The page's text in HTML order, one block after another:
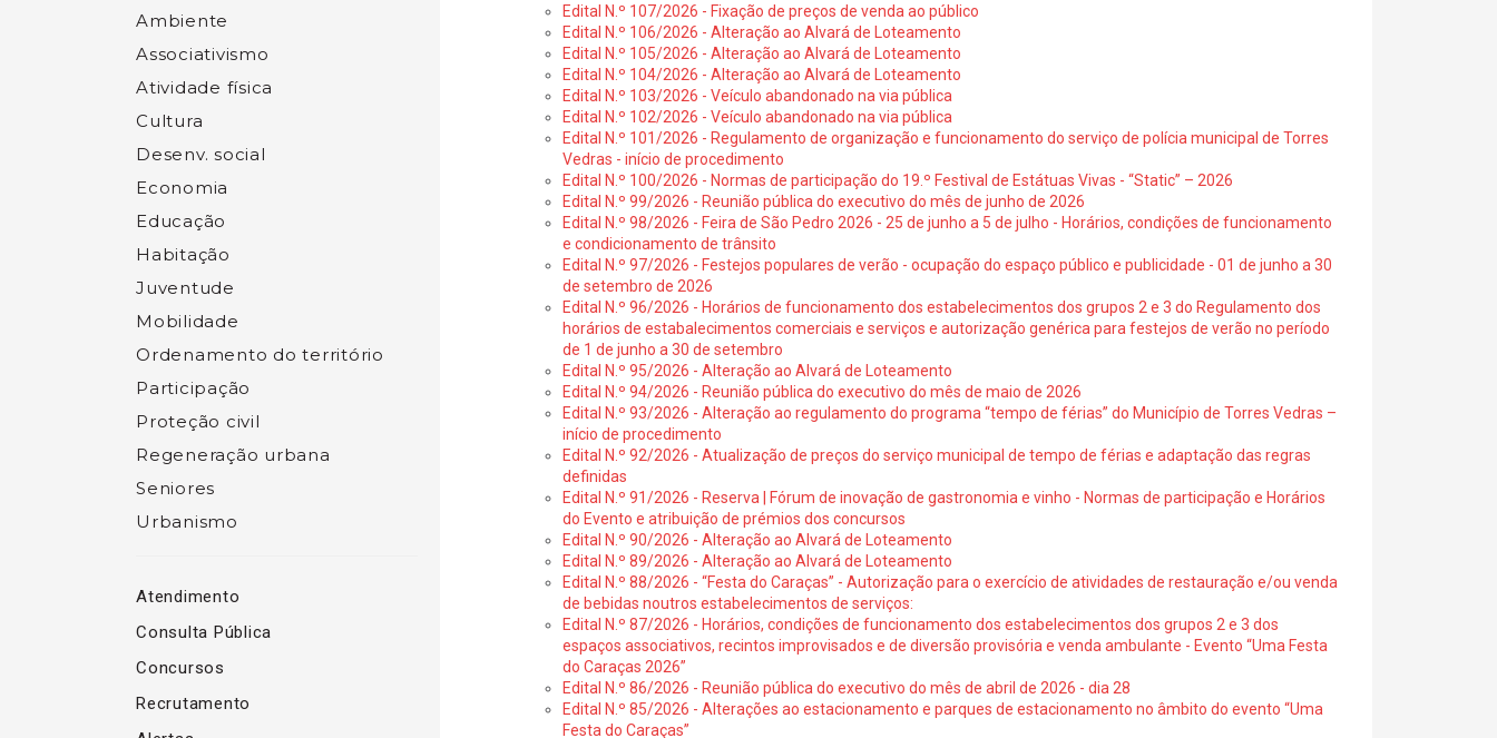
Ambiente
Associativismo
Atividade física
Cultura
Desenv. social
Economia
Educação
Habitação
Juventude
Mobilidade
Ordenamento do território
Participação
Proteção civil
Regeneração urbana
Seniores
Urbanismo
Atendimento
Consulta Pública
Concursos
Recrutamento
Edital N.º 107/2026 - Fixação de preços de venda ao público
Edital N.º 106/2026 - Alteração ao Alvará de Loteamento
Edital N.º 105/2026 - Alteração ao Alvará de Loteamento
Edital N.º 104/2026 - Alteração ao Alvará de Loteamento
Edital N.º 103/2026 - Veículo abandonado na via pública
Edital N.º 102/2026 - Veículo abandonado na via pública
Edital N.º 101/2026 - Regulamento de organização e funcionamento do serviço de polícia municipal de Torres
Vedras - início de procedimento
Edital N.º 100/2026 - Normas de participação do 19.º Festival de Estátuas Vivas - “Static” – 2026
Edital N.º 99/2026 - Reunião pública do executivo do mês de junho de 2026
Edital N.º 98/2026 - Feira de São Pedro 2026 - 25 de junho a 5 de julho - Horários, condições de funcionamento
e condicionamento de trânsito
Edital N.º 97/2026 - Festejos populares de verão - ocupação do espaço público e publicidade - 01 de junho a 30
de setembro de 2026
Edital N.º 96/2026 - Horários de funcionamento dos estabelecimentos dos grupos 2 e 3 do Regulamento dos
horários de estabalecimentos comerciais e serviços e autorização genérica para festejos de verão no período
de 1 de junho a 30 de setembro
Edital N.º 95/2026 - Alteração ao Alvará de Loteamento
Edital N.º 94/2026 - Reunião pública do executivo do mês de maio de 2026
Edital N.º 93/2026 - Alteração ao regulamento do programa “tempo de férias” do Município de Torres Vedras –
início de procedimento
Edital N.º 92/2026 - Atualização de preços do serviço municipal de tempo de férias e adaptação das regras
definidas
Edital N.º 91/2026 - Reserva | Fórum de inovação de gastronomia e vinho - Normas de participação e Horários
do Evento e atribuição de prémios dos concursos
Edital N.º 90/2026 - Alteração ao Alvará de Loteamento
Edital N.º 89/2026 - Alteração ao Alvará de Loteamento
Edital N.º 88/2026 - “Festa do Caraças” - Autorização para o exercício de atividades de restauração e/ou venda
de bebidas noutros estabelecimentos de serviços:
Edital N.º 87/2026 - Horários, condições de funcionamento dos estabelecimentos dos grupos 2 e 3 dos
espaços associativos, recintos improvisados e de diversão provisória e venda ambulante - Evento “Uma Festa
do Caraças 2026”
Edital N.º 86/2026 - Reunião pública do executivo do mês de abril de 2026 - dia 28
Edital N.º 85/2026 - Alterações ao estacionamento e parques de estacionamento no âmbito do evento “Uma
Festa do Caraças”